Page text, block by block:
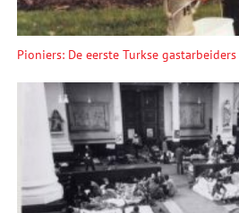
Pioniers: De eerste Turkse